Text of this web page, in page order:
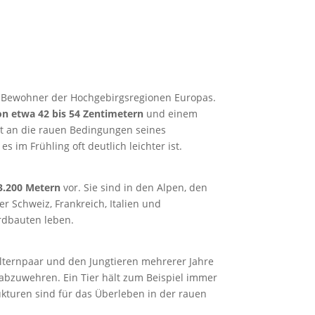
der Hochgebirgsregionen Europas.
etwa 42 bis 54 Zentimetern und einem
die rauen Bedingungen seines
im Frühling oft deutlich leichter ist.
Metern vor. Sie sind in den Alpen, den
Schweiz, Frankreich, Italien und
leben.
und den Jungtieren mehrerer Jahre
Ein Tier hält zum Beispiel immer
sind für das Überleben in der rauen